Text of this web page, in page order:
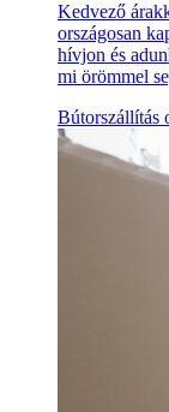
Kedvező
országosan
hívjon és
mi örömmel
Bútorszállítás